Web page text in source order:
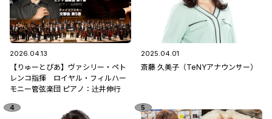
2026.04.13
【りゅーとぴあ】ヴァシリー・ペト
レンコ指揮 ロイヤル・フィルハー
モニー管弦楽団 ピアノ：辻󠄀井伸行
2025.04.01
斎藤 久美子（TeNYアナウンサー）